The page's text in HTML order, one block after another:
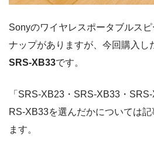
Sonyのワイヤレスポータブルス
ナップがありますが、今回購入し
SRS-XB33です。
「SRS-XB23・SRS-XB33・
RS-XB33を選んだかについては
ます。